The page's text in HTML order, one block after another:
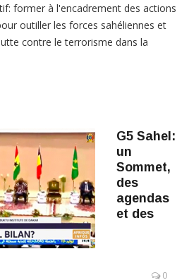
former à l'encadrement des actions
outiller les forces sahéliennes et
contre le terrorisme dans la
G5 Sahel:
un
Sommet,
des
agendas
et des
0